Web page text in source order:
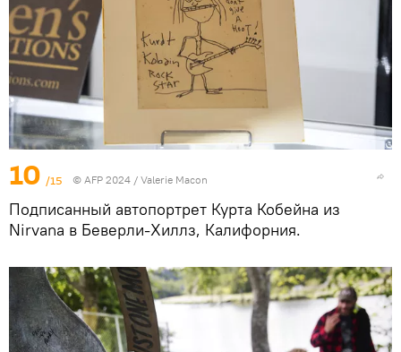
10 /15 © AFP 2024 / Valerie Macon
Подписанный автопортрет Курта Кобейна из
Nirvana в Беверли-Хиллз, Калифорния.